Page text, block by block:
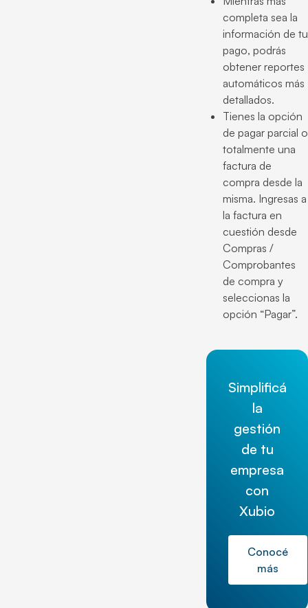
completa sea la
información de tu
pago, podrás
obtener reportes
automáticos más
detallados.
Tienes la opción
de pagar parcial o
totalmente una
factura de
compra desde la
misma. Ingresas a
la factura en
cuestión desde
Compras /
Comprobantes
de compra y
seleccionas la
opción “Pagar”.
Simplificá
la
gestión
de tu
empresa
con
Xubio
Conocé
más